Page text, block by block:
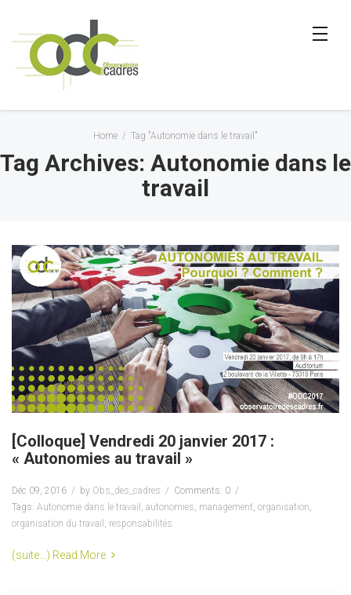
Home / Tag "Autonomie dans le travail"
Tag Archives: Autonomie dans le
travail
[Colloque] Vendredi 20 janvier 2017 :
« Autonomies au travail »
Déc 09, 2016 by Obs_des_cadres
Comments: 0
Tags: Autonomie dans le travail , autonomies, management, organisation,
organisation du travail , responsabilités
(suite…) Read More